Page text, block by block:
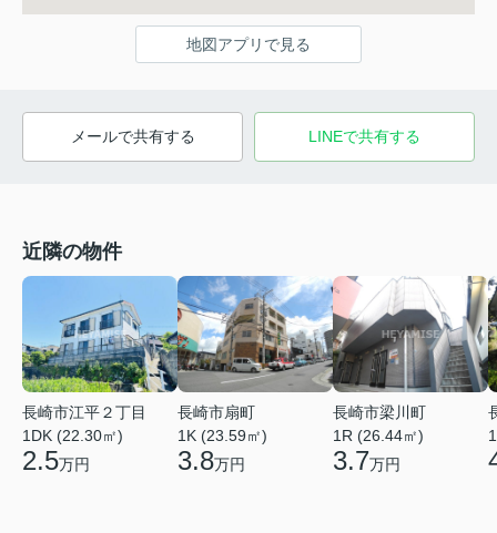
地図アプリで見る
メールで共有する LINEで共有する
近隣の物件
長崎市江平２丁目
1DK (22.30㎡)
2.5万円
長崎市扇町
1K (23.59㎡)
3.8万円
長崎市梁川町
1R (26.44㎡)
3.7万円